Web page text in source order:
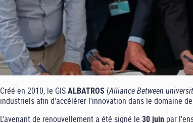
Créé en 2010, le GISALBATROS (Alliance Between
industriels afin d'accélérer l'innovation dans le domaine
L'avenant de renouvellement a été signé le 30 juin par